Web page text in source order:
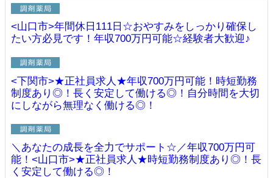
<山口市>年間休日111日☆おやすみをしっかり確保し
たい方必見です！年収700万円可能☆経験者大歓迎♪
<下関市>★正社員求人★年収700万円可能！時短勤務
制度あり◎！長く安定して働ける◎！自分時間を大切
にしながら無理なく働ける◎！
＼あなたの成長を全力でサポート☆／年収700万円可
能！<山口市>★正社員求人★時短勤務制度あり◎！長
く安定して働ける◎！